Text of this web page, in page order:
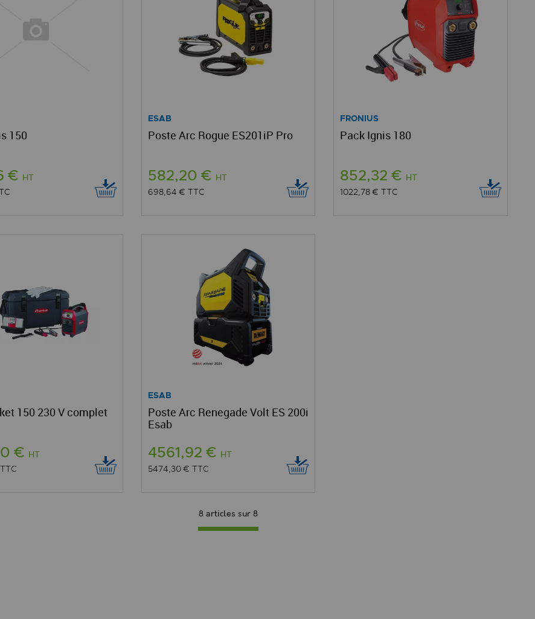
150
€ HT
ESAB
Poste Arc Rogue ES201iP Pro
582,20 € HT
698,64 € TTC
FRONIUS
Pack Ignis 180
852,32 € HT
1022,78 €TTC
150 230 V complet
€ HT
TTC
ESAB
Poste Arc Renegade Volt ES 200i
Esab
4561,92 € HT
5474,30 € TTC
8 articles sur 8